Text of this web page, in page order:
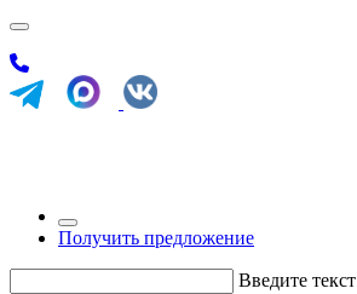
Получить предложение
Введите текст